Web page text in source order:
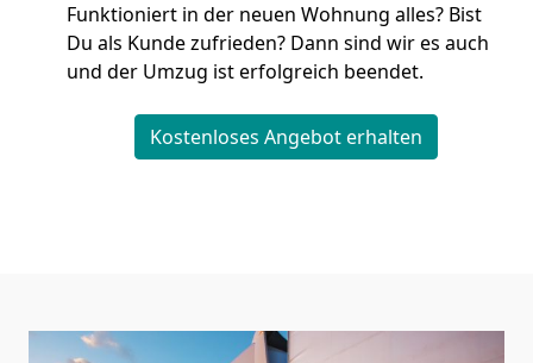
Funktioniert in der neuen Wohnung alles? Bist
Du als Kunde zufrieden? Dann sind wir es auch
und der Umzug ist erfolgreich beendet.
Kostenloses Angebot erhalten